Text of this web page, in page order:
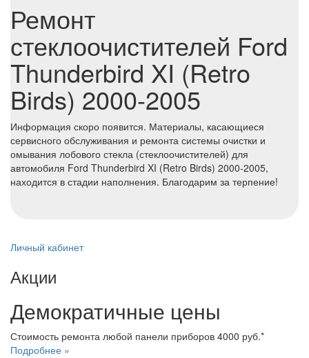
Ремонт
стеклоочистителей Ford
Thunderbird XI (Retro
Birds) 2000-2005
Информация скоро появится. Материалы, касающиеся
сервисного обслуживания и ремонта системы очистки и
омывания лобового стекла (стеклоочистителей) для
автомобиля Ford Thunderbird XI (Retro Birds) 2000-2005,
находится в стадии наполнения. Благодарим за терпение!
Личный кабинет
Акции
Демократичные цены
Стоимость ремонта любой панели приборов 4000 руб.*
Подробнее »